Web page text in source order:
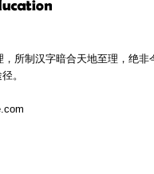
所制汉字暗合天地至理，绝
。